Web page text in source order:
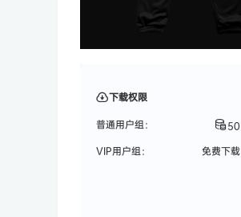
下载权限
普通用户组：
50
VIP用户组：
免费下载